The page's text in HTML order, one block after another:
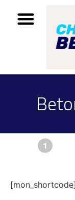
1
[mon_shortcode]